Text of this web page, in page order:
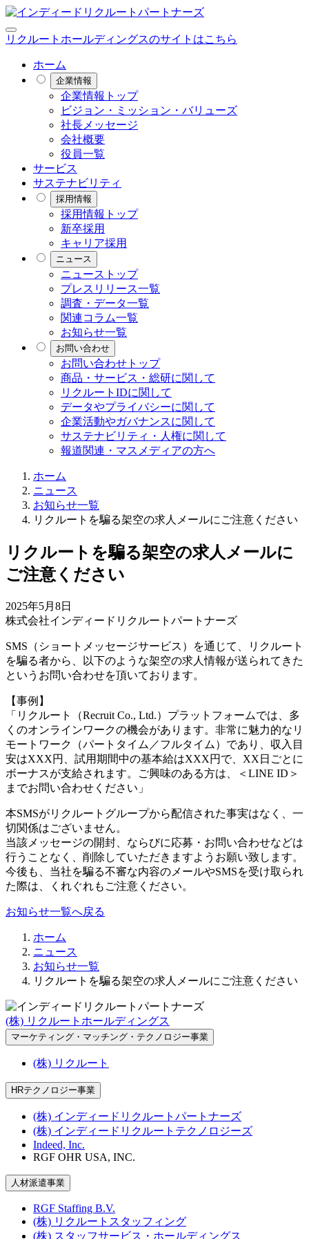
リクルートホールディングスのサイトはこちら
ホーム
企業情報
企業情報トップ
ビジョン・ミッション・バリューズ
社長メッセージ
会社概要
役員一覧
サービス
サステナビリティ
採用情報
採用情報トップ
新卒採用
キャリア採用
ニュース
ニューストップ
プレスリリース一覧
調査・データ一覧
関連コラム一覧
お知らせ一覧
お問い合わせ
お問い合わせトップ
商品・サービス・総研に関して
リクルートIDに関して
データやプライバシーに関して
企業活動やガバナンスに関して
サステナビリティ・人権に関して
報道関連・マスメディアの方へ
ホーム
ニュース
お知らせ一覧
リクルートを騙る架空の求人メールにご注意ください
リクルートを騙る架空の求人メールに
ご注意ください
2025年5月8日
株式会社インディードリクルートパートナーズ
SMS（ショートメッセージサービス）を通じて、リクルート
を騙る者から、以下のような架空の求人情報が送られてきた
というお問い合わせを頂いております。
【事例】
「リクルート（Recruit Co., Ltd.）プラットフォームでは、多
くのオンラインワークの機会があります。非常に魅力的なリ
モートワーク（パートタイム／フルタイム）であり、収入目
安はXXX円、試用期間中の基本給はXXX円で、XX日ごとに
ボーナスが支給されます。ご興味のある方は、＜LINE ID＞
までお問い合わせください」
本SMSがリクルートグループから配信された事実はなく、一
切関係はございません。
当該メッセージの開封、ならびに応募・お問い合わせなどは
行うことなく、削除していただきますようお願い致します。
今後も、当社を騙る不審な内容のメールやSMSを受け取られ
た際は、くれぐれもご注意ください。
お知らせ一覧へ戻る
ホーム
ニュース
お知らせ一覧
リクルートを騙る架空の求人メールにご注意ください
(株) リクルートホールディングス
マーケティング・マッチング・テクノロジー事業
(株) リクルート
HRテクノロジー事業
(株) インディードリクルートパートナーズ
(株) インディードリクルートテクノロジーズ
Indeed, Inc.
RGF OHR USA, INC.
人材派遣事業
RGF Staffing B.V.
(株) リクルートスタッフィング
(株) スタッフサービス・ホールディングス